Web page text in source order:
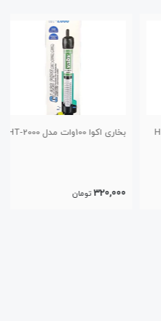
بخاری اکوا 100وات مدل HT-2000
320,000 تومان